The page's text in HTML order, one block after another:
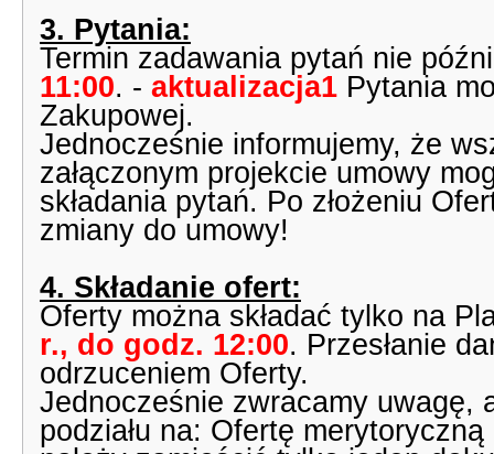
3. Pytania:
Termin zadawania pytań nie
11:00. - aktualizacja1 Pytania
Zakupowej.
Jednocześnie informujemy, że
załączonym projekcie umowy
składania pytań. Po złożeniu
zmiany do umowy!
4. Składanie ofert:
Oferty można składać tylko na
r., do godz. 12:00. Przesłanie
odrzuceniem Oferty.
Jednocześnie zwracamy uwagę,
podziału na: Ofertę